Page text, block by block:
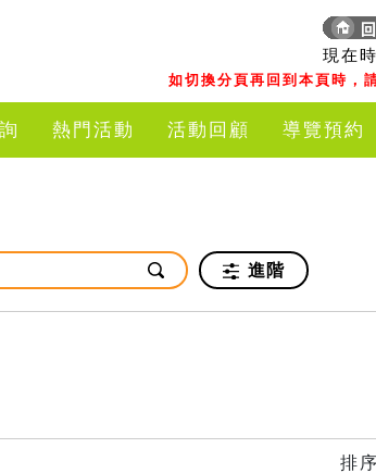
現在
如切換分頁再回到本頁時，
熱門活動 活動回顧 導覽預約
進階
排